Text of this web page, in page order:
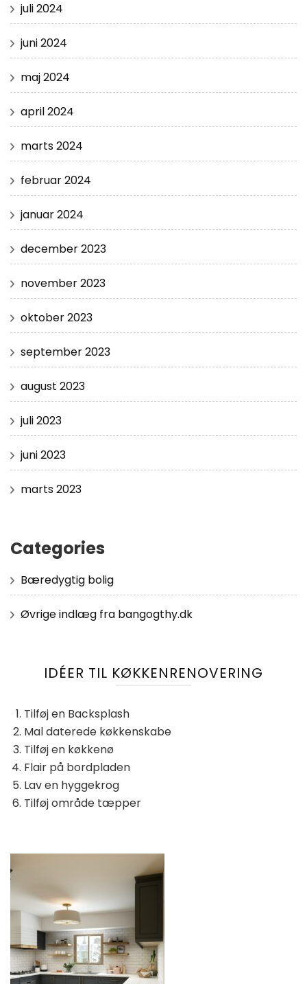
juli 2024
juni 2024
maj 2024
april 2024
marts 2024
februar 2024
januar 2024
december 2023
november 2023
oktober 2023
september 2023
august 2023
juli 2023
juni 2023
marts 2023
Categories
Bæredygtig bolig
Øvrige indlæg fra bangogthy.dk
IDÉER TIL KØKKENRENOVERING
Tilføj en Backsplash
Mal daterede køkkenskabe
Tilføj en køkkenø
Flair på bordpladen
Lav en hyggekrog
Tilføj område tæpper